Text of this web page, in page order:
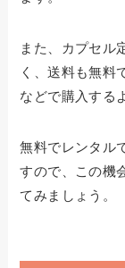
また、カプセル
く、送料も無料
などで購入する
無料でレンタル
すので、この機
てみましょう。